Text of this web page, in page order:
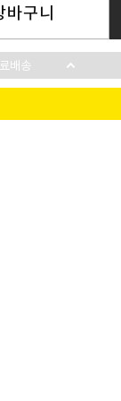
바구니
배송